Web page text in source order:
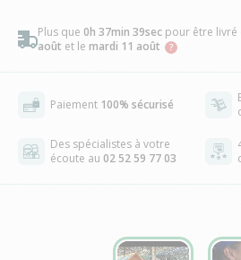
Plus que 0h 37min 38sec pour être livré
août et le mardi 11 août
Paiement 100% sécurisé
Des spécialistes à votre
écoute au 02 52 59 77 03